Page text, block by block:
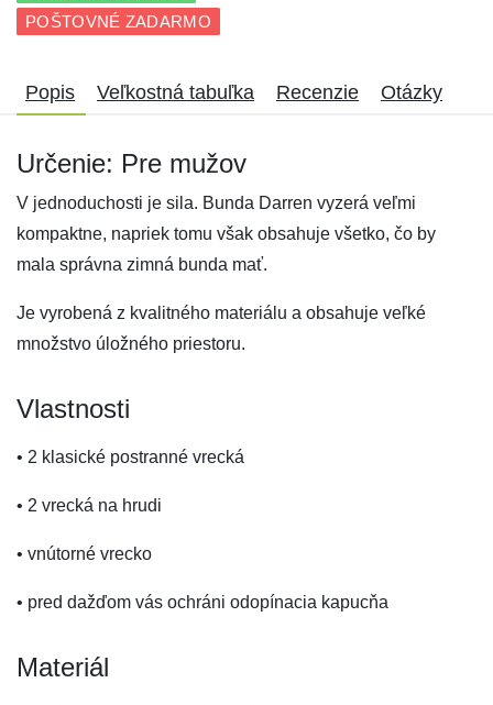
POŠTOVNÉ ZADARMO
Popis Veľkostná tabuľka Recenzie Otázky
Určenie: Pre mužov
V jednoduchosti je sila. Bunda Darren vyzerá veľmi
kompaktne, napriek tomu však obsahuje všetko, čo by
mala správna zimná bunda mať.
Je vyrobená z kvalitného materiálu a obsahuje veľké
množstvo úložného priestoru.
Vlastnosti
• 2 klasické postranné vrecká
• 2 vrecká na hrudi
• vnútorné vrecko
• pred dažďom vás ochráni odopínacia kapucňa
Materiál